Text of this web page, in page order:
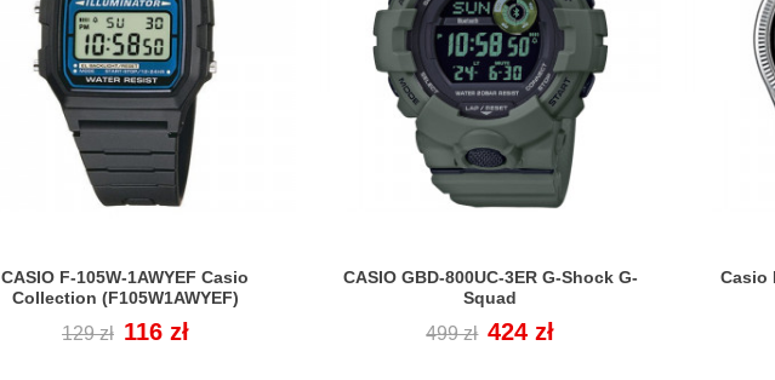
CASIO F-105W-1AWYEF Casio
Collection (F105W1AWYEF)
Cena
129 zł Cena
116 zł

CASIO GBD-800UC-3ER G-Shock G-
Squad
Cena
499 zł Cena
424 zł
 Casio